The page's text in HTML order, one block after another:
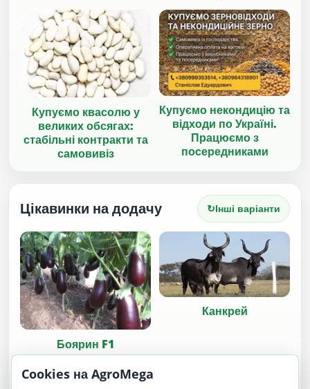
Купуємо квасолю у
великих обсягах:
стабільні контракти та
самовивіз
Купуємо некондицію та
відходи по Україні.
Працюємо з
посередниками
Цікавинки на додачу ↻Інші варіанти
Боярин F1
Канкрей
Cookies на AgroMega